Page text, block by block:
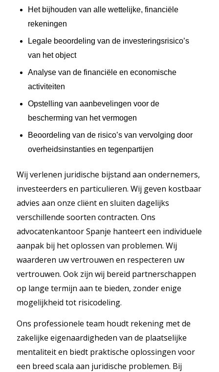
Het bijhouden van alle wettelijke, financiële
rekeningen
Legale beoordeling van de investeringsrisico’s
van het object
Analyse van de financiële en economische
activiteiten
Opstelling van aanbevelingen voor de
bescherming van het vermogen
Beoordeling van de risico’s van vervolging door
overheidsinstanties en tegenpartijen
Wij verlenen juridische bijstand aan ondernemers,
investeerders en particulieren. Wij geven kostbaar
advies aan onze cliënt en sluiten dagelijks
verschillende soorten contracten. Ons
advocatenkantoor Spanje hanteert een individuele
aanpak bij het oplossen van problemen. Wij
waarderen uw vertrouwen en respecteren uw
vertrouwen. Ook zijn wij bereid partnerschappen
op lange termijn aan te bieden, zonder enige
mogelijkheid tot risicodeling.
Ons professionele team houdt rekening met de
zakelijke eigenaardigheden van de plaatselijke
mentaliteit en biedt praktische oplossingen voor
een breed scala aan juridische problemen. Bij